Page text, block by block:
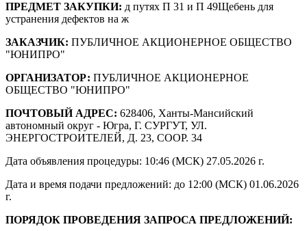
ПРЕДМЕТ ЗАКУПКИ: д путях П 31 и П 49Щебень для
устранения дефектов на ж
ЗАКАЗЧИК: ПУБЛИЧНОЕ АКЦИОНЕРНОЕ ОБЩЕСТВО
"ЮНИПРО"
ОРГАНИЗАТОР: ПУБЛИЧНОЕ АКЦИОНЕРНОЕ
ОБЩЕСТВО "ЮНИПРО"
ПОЧТОВЫЙ АДРЕС: 628406, Ханты-Мансийский
автономный округ - Югра, Г. СУРГУТ, УЛ.
ЭНЕРГОСТРОИТЕЛЕЙ, Д. 23, СООР. 34
Дата объявления процедуры: 10:46 (МСК) 27.05.2026 г.
Дата и время подачи предложений: до 12:00 (МСК) 01.06.2026
г.
ПОРЯДОК ПРОВЕДЕНИЯ ЗАПРОСА ПРЕДЛОЖЕНИЙ: